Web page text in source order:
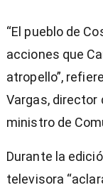
“El pueblo de
acciones que
atropello”,
Vargas, director
ministro de
Durante la
televisora